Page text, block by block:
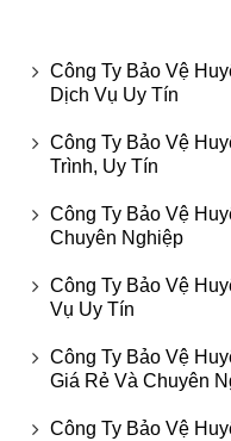
Công Ty Bảo Vệ
Dịch Vụ Uy Tín
Công Ty Bảo Vệ
Trình, Uy Tín
Công Ty Bảo Vệ
Chuyên Nghiệp
Công Ty Bảo Vệ
Vụ Uy Tín
Công Ty Bảo Vệ
Giá Rẻ Và Chuyên
Công Ty Bảo Vệ